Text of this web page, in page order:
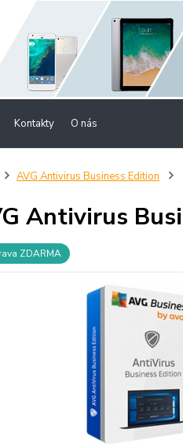
Kontakty O nás
AVG Antivirus Business Edition
Antivirus
ZDARMA